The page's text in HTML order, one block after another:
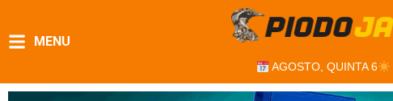
MENU
AGOSTO, QUINTA 6